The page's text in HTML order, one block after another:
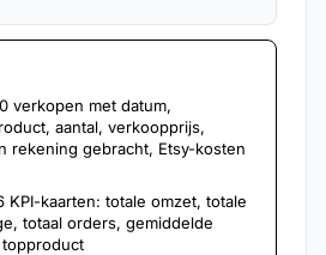
verkopen met datum,
aantal, verkoopprijs,
rekening gebracht, Etsy-kosten
KPI-kaarten: totale omzet, totale
totaal orders, gemiddelde